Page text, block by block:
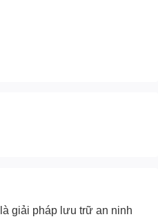
là giải pháp lưu trữ an ninh